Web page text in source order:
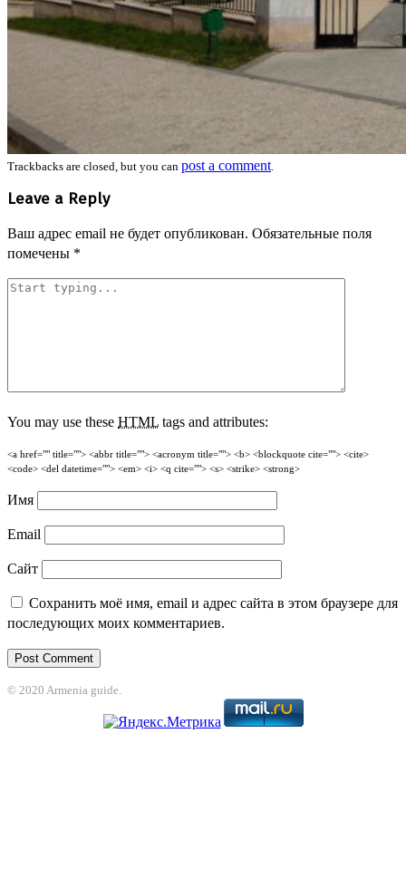
Trackbacks are closed, but you can post a comment.
Leave a Reply
Ваш адрес email не будет опубликован. Обязательные поля
помечены *
You may use these HTML tags and attributes:
<a href="" title=""> <abbr title=""> <acronym title=""> <b> <blockquote cite=""> <cite>
<code> <del datetime=""> <em> <i> <q cite=""> <s> <strike> <strong>
Имя
Email
Сайт
Сохранить моё имя, email и адрес сайта в этом браузере для
последующих моих комментариев.
© 2020 Armenia guide.